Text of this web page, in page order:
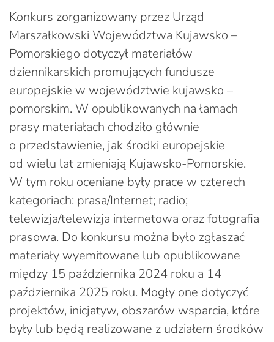
Konkurs zorganizowany przez Urząd
Marszałkowski Województwa Kujawsko –
Pomorskiego dotyczył materiałów
dziennikarskich promujących fundusze
europejskie w województwie kujawsko –
pomorskim. W opublikowanych na łamach
prasy materiałach chodziło głównie
o przedstawienie, jak środki europejskie
od wielu lat zmieniają Kujawsko-Pomorskie.
W tym roku oceniane były prace w czterech
kategoriach: prasa/Internet; radio;
telewizja/telewizja internetowa oraz fotografia
prasowa. Do konkursu można było zgłaszać
materiały wyemitowane lub opublikowane
między 15 października 2024 roku a 14
października 2025 roku. Mogły one dotyczyć
projektów, inicjatyw, obszarów wsparcia, które
były lub będą realizowane z udziałem środków